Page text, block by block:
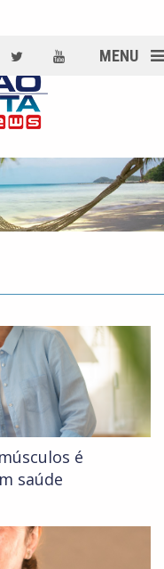
MENU
é
saúde